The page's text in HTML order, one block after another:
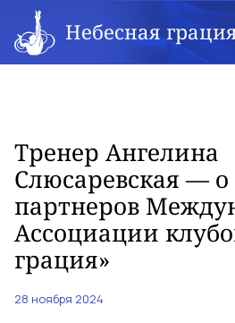
Небесная
Тренер Ангелина
Слюсаревская —
партнеров
Ассоциации
грация»
28 ноября 2024